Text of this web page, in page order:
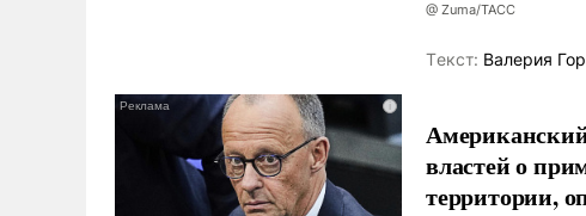
@ Zuma/ТАСС
Tекст: Валерия
властей о
территории,